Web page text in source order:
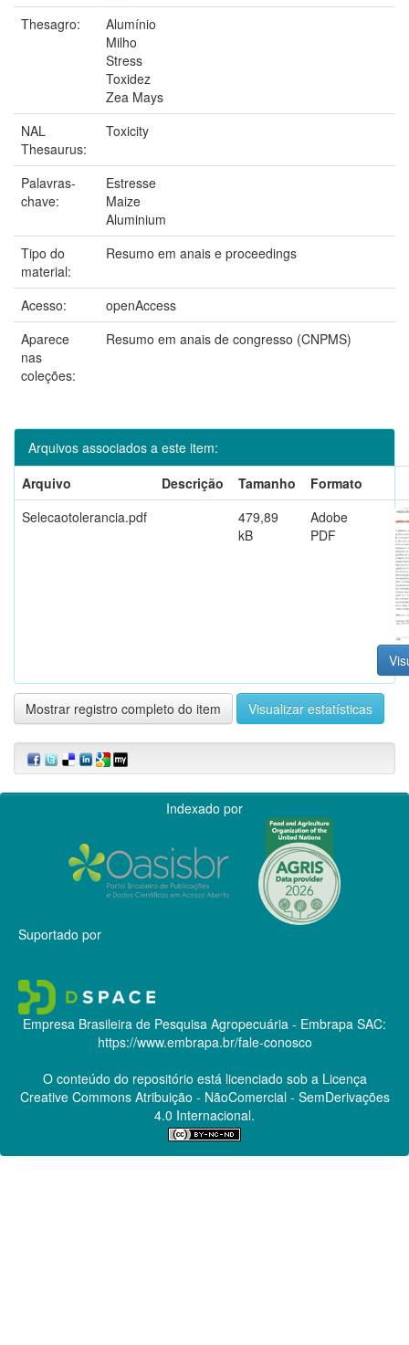
Thesagro:
Alumínio
Milho
Stress
Toxidez
Zea Mays
NAL
Thesaurus:
Toxicity
Palavras-
chave:
Estresse
Maize
Aluminium
Tipo do
material:
Resumo em anais e proceedings
Acesso:
openAccess
Aparece
nas
coleções:
Resumo em anais de congresso (CNPMS)
Arquivos associados a este item:
Arquivo
Descrição Tamanho
Formato
Selecaotolerancia.pdf
479,89
kB
Adobe
PDF
Mostrar registro completo do item Visualizar estatísticas
Indexado por
Suportado por
Empresa Brasileira de Pesquisa Agropecuária - Embrapa SAC:
https://www.embrapa.br/fale-conosco
O conteúdo do repositório está licenciado sob a Licença
Creative CommonsAtribuição - NãoComercial - SemDerivações
4.0 Internacional.